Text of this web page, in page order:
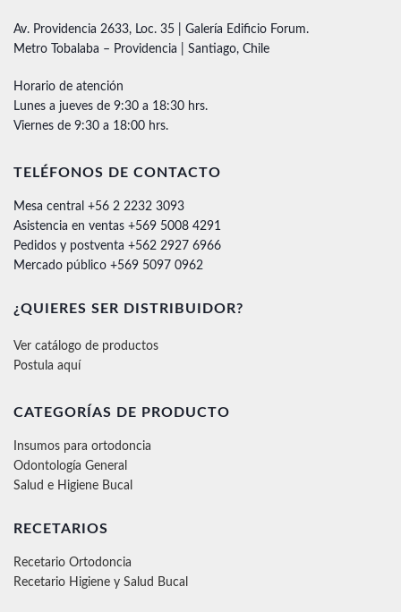
Av. Providencia 2633, Loc. 35 | Galería Edificio Forum.
Metro Tobalaba – Providencia | Santiago, Chile
Horario de atención
Lunes a jueves de 9:30 a 18:30 hrs.
Viernes de 9:30 a 18:00 hrs.
TELÉFONOS DE CONTACTO
Mesa central +56 2 2232 3093
Asistencia en ventas +569 5008 4291
Pedidos y postventa +562 2927 6966
Mercado público +569 5097 0962
¿QUIERES SER DISTRIBUIDOR?
Ver catálogo de productos
Postula aquí
CATEGORÍAS DE PRODUCTO
Insumos para ortodoncia
Odontología General
Salud e Higiene Bucal
RECETARIOS
Recetario Ortodoncia
Recetario Higiene y Salud Bucal